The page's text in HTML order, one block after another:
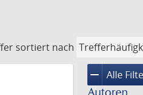
sortiert nach
remove Alle